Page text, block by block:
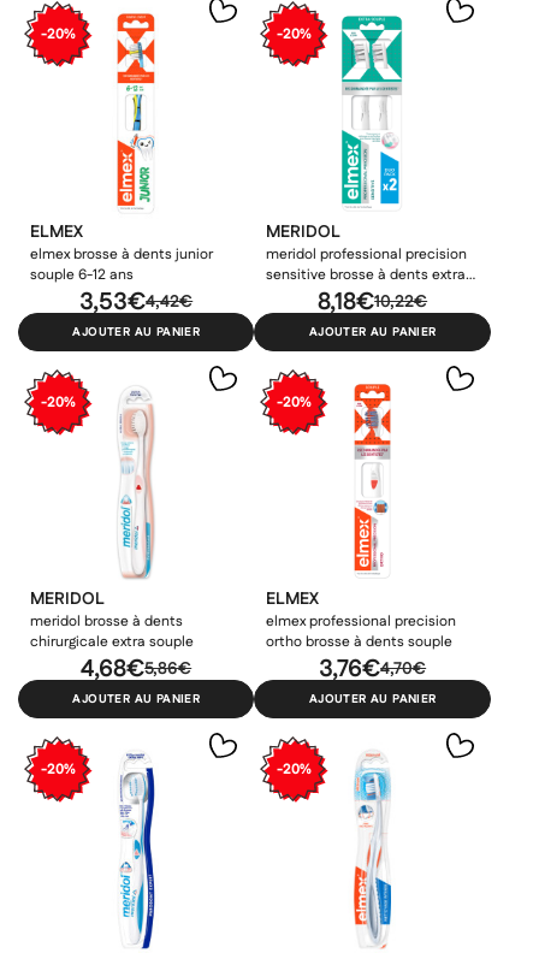
-20%
ELMEX
elmex brosse à dents junior
souple 6-12 ans
4,42€
3,53€
AJOUTER AU PANIER
-20%
MERIDOL
meridol professional precision
sensitive brosse à dents extra
souple duo pack10,22€
8,18€
AJOUTER AU PANIER
-20%
MERIDOL
meridol brosse à dents
chirurgicale extra souple
5,86€
4,68€
AJOUTER AU PANIER
-20%
ELMEX
elmex professional precision
ortho brosse à dents souple
4,70€
3,76€
AJOUTER AU PANIER
-20% -20%